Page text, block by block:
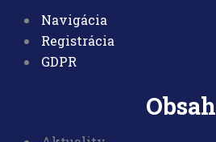
Navigácia
Registrácia
GDPR
Obsah